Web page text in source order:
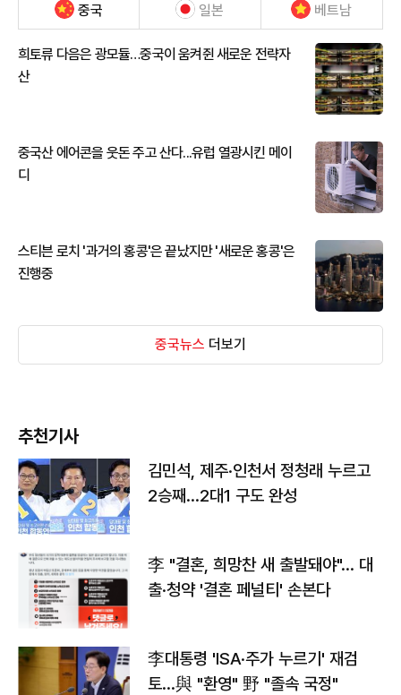
중국 일본 베트남
희토류 다음은 광모듈…중국이 움켜쥔 새로운 전략자
산
중국산 에어콘을 웃돈 주고 산다...유럽 열광시킨 메이
디
스티븐 로치 '과거의 홍콩'은 끝났지만 '새로운 홍콩'은
진행중
중국뉴스 더보기
추천기사
김민석, 제주·인천서 정청래 누르고
2승째…2대1 구도 완성
李 "결혼, 희망찬 새 출발돼야"… 대
출·청약 '결혼 페널티' 손본다
李대통령 'ISA·주가 누르기' 재검
토…與 "환영" 野 "졸속 국정"